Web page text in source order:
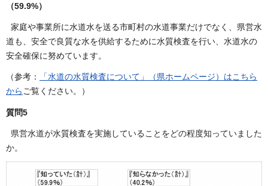
（59.9%）
家庭や事業所に水道水を送る市町村の水道事業だけでなく、県営水
道も、安全で良質な水を供給するために水質検査を行い、水道水の
安全確保に努めています。
（参考：
「水道の水質検査について」（県ホームページ）はこちら
からご覧ください。）
質問5
県営水道が水質検査を実施していることをどの程度知っていました
か。